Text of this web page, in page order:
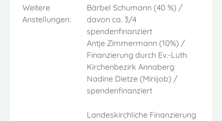
Weitere
Anstellungen:
Bärbel Schumann (40 %) /
davon ca. 3/4
spendenfinanziert
Antje Zimmermann (10%) /
Finanzierung durch Ev.-Luth.
Kirchenbezirk Annaberg
Nadine Dietze (Minijob) /
spendenfinanziert
Landeskirchliche Finanzierung